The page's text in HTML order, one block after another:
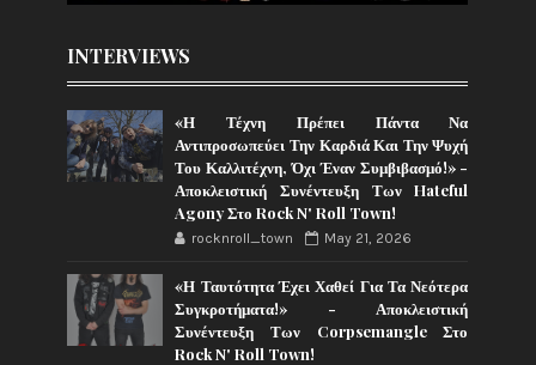
INTERVIEWS
«Η Τέχνη Πρέπει Πάντα Να
Αντιπροσωπεύει Την Καρδιά Και Την Ψυχή
Του Καλλιτέχνη, Όχι Έναν Συμβιβασμό!» -
Αποκλειστική Συνέντευξη Των Hateful
Agony Στο Rock N' Roll Town!
rocknroll_town May 21, 2026
«Η Ταυτότητα Έχει Χαθεί Για Τα Νεότερα
Συγκροτήματα!» - Αποκλειστική
Συνέντευξη Των Corpsemangle Στο
Rock N' Roll Town!